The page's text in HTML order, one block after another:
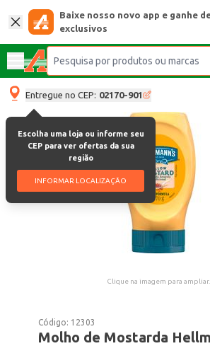
Baixe nosso novo app e ganhe
exclusivos
Entregue no CEP: 02170-901
Escolha uma loja ou informe seu
CEP para ver ofertas da sua
região
INFORMAR LOCALIZAÇÃO
Clique na imagem para ampliar.
Código: 12303
Molho de Mostarda